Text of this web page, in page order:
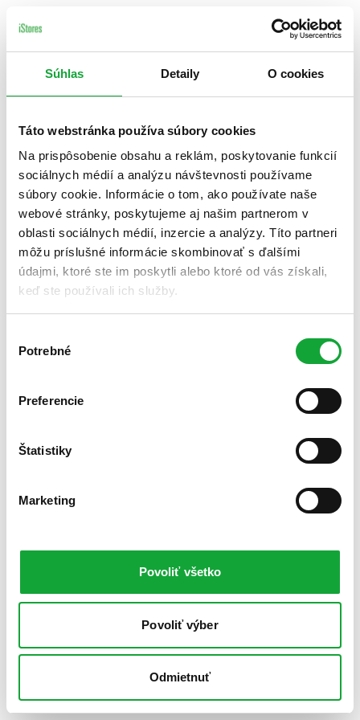
Súhlas Detaily O cookies
Táto webstránka používa súbory cookies
Na prispôsobenie obsahu a reklám, poskytovanie funkcií
sociálnych médií a analýzu návštevnosti používame
súbory cookie. Informácie o tom, ako používate naše
webové stránky, poskytujeme aj našim partnerom v
oblasti sociálnych médií, inzercie a analýzy. Títo partneri
môžu príslušné informácie skombinovať s ďalšími
údajmi, ktoré ste im poskytli alebo ktoré od vás získali,
keď ste používali ich služby.
súhlasu
Potrebné
Preferencie
Štatistiky
Marketing
Povoliť všetko
Povoliť výber
Odmietnuť